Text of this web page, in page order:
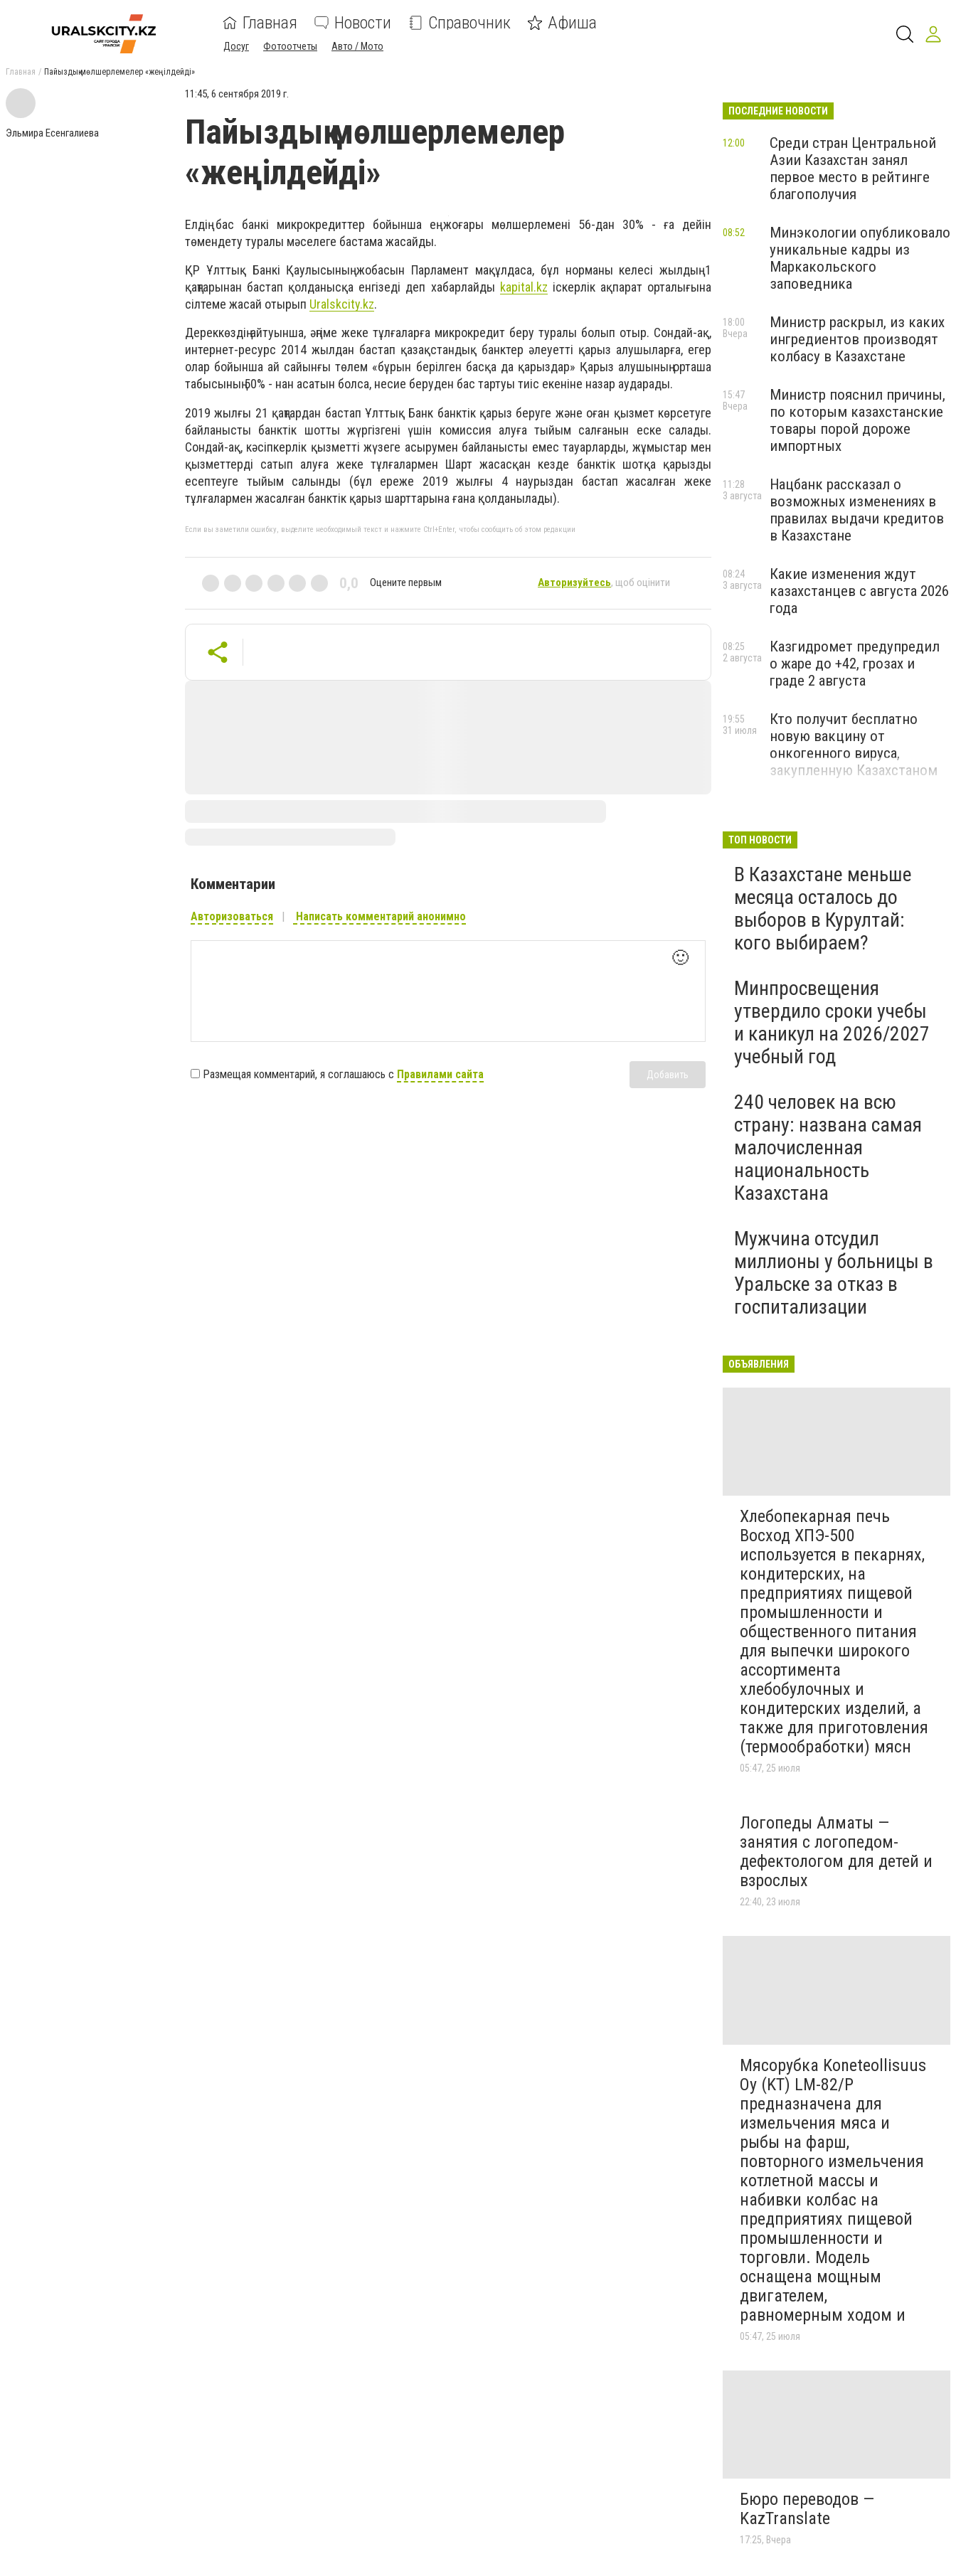
Главная Новости Справочник Афиша
Досуг Фотоотчеты Авто / Мото
Главная Пайыздық мөлшерлемелер «жеңілдейді»
Эльмира Есенгалиева
11:45, 6 сентября 2019 г.
Пайыздық мөлшерлемелер
«жеңілдейді»
Елдің бас банкі микрокредиттер бойынша ең жоғары мөлшерлемені 56-дан 30% - ға дейін
төмендету туралы мәселеге бастама жасайды.
ҚР Ұлттық Банкі Қаулысының жобасын Парламент мақұлдаса, бұл норманы келесі жылдың 1
қаңтарынан бастап қолданысқа енгізеді деп хабарлайды kapital.kz іскерлік ақпарат орталығына
сілтеме жасай отырып Uralskcity.kz.
Дереккөздің айтуынша, әңгіме жеке тұлғаларға микрокредит беру туралы болып отыр. Сондай-ақ,
интернет-ресурс 2014 жылдан бастап қазақстандық банктер әлеуетті қарыз алушыларға, егер
олар бойынша ай сайынғы төлем «бұрын берілген басқа да қарыздар» Қарыз алушының орташа
табысының 50% - нан асатын болса, несие беруден бас тартуы тиіс екеніне назар аударады.
2019 жылғы 21 қаңтардан бастап Ұлттық Банк банктік қарыз беруге және оған қызмет көрсетуге
байланысты банктік шотты жүргізгені үшін комиссия алуға тыйым салғанын еске салады.
Сондай-ақ, кәсіпкерлік қызметті жүзеге асырумен байланысты емес тауарларды, жұмыстар мен
қызметтерді сатып алуға жеке тұлғалармен Шарт жасасқан кезде банктік шотқа қарызды
есептеуге тыйым салынды (бұл ереже 2019 жылғы 4 наурыздан бастап жасалған жеке
тұлғалармен жасалған банктік қарыз шарттарына ғана қолданылады).
Если вы заметили ошибку, выделите необходимый текст и нажмите Ctrl+Enter, чтобы сообщить об этом редакции
0,0 Оцените первым Авторизуйтесь, щоб оцінити
Комментарии
Авторизоваться Написать комментарий анонимно
🙂
Размещая комментарий, я соглашаюсь с Правилами сайта Добавить
ПОСЛЕДНИЕ НОВОСТИ
Среди стран Центральной
Азии Казахстан занял
первое место в рейтинге
благополучия
12:00
Минэкологии опубликовало
уникальные кадры из
Маркакольского
заповедника
08:52
Министр раскрыл, из каких
ингредиентов производят
колбасу в Казахстане
18:00
Вчера
Министр пояснил причины,
по которым казахстанские
товары порой дороже
импортных
15:47
Вчера
Нацбанк рассказал о
возможных изменениях в
правилах выдачи кредитов
в Казахстане
11:28
3 августа
Какие изменения ждут
казахстанцев с августа 2026
года
08:24
3 августа
Казгидромет предупредил
о жаре до +42, грозах и
граде 2 августа
08:25
2 августа
Кто получит бесплатно
новую вакцину от
онкогенного вируса,
закупленную Казахстаном
19:55
31 июля
ТОП НОВОСТИ
В Казахстане меньше
месяца осталось до
выборов в Курултай:
кого выбираем?
Минпросвещения
утвердило сроки учебы
и каникул на 2026/2027
учебный год
240 человек на всю
страну: названа самая
малочисленная
национальность
Казахстана
Мужчина отсудил
миллионы у больницы в
Уральске за отказ в
госпитализации
ОБЪЯВЛЕНИЯ
Хлебопекарная печь
Восход ХПЭ-500
используется в пекарнях,
кондитерских, на
предприятиях пищевой
промышленности и
общественного питания
для выпечки широкого
ассортимента
хлебобулочных и
кондитерских изделий, а
также для приготовления
(термообработки) мясн
05:47, 25 июля
Логопеды Алматы —
занятия с логопедом-
дефектологом для детей и
взрослых
22:40, 23 июля
Мясорубка Koneteollisuus
Oy (KT)​ LM-82/P
предназначена для
измельчения мяса и
рыбы на фарш,
повторного измельчения
котлетной массы и
набивки колбас на
предприятиях пищевой
промышленности и
торговли. Модель
оснащена мощным
двигателем,
равномерным ходом и
05:47, 25 июля
Бюро переводов —
KazTranslate
17:25, Вчера